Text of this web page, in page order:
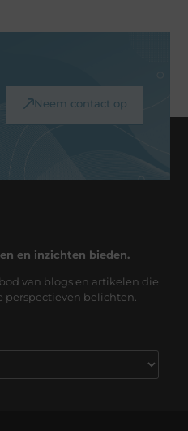
Neem contact op
en inzichten bieden.
van blogs en artikelen die
perspectieven belichten.